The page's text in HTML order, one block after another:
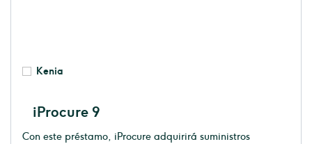
Kenia
iProcure 9
Con este préstamo, iProcure adquirirá suministros